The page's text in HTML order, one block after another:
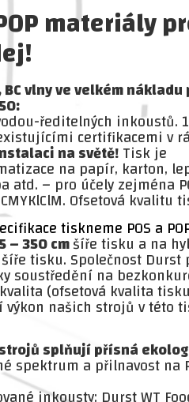
materiály
BC vlny ve velkém
ředitelných inkoustů.
certifikacemi v
na světě!Tisk je
na papír, karton,
atd. – pro účely zejména
Ofsetová kvalitu
tiskneme POS a
– 350 cmšíře tisku a na
šíře tisku. Společnost Durst
soustředění na
(ofsetová kvalita
našich strojů v této
splňují přísná
spektrum a přilnavost na